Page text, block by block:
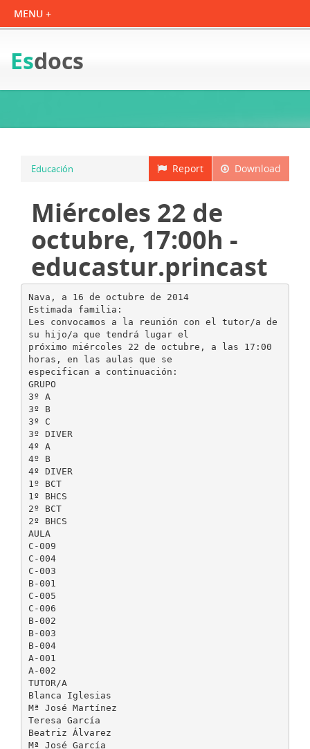
Esdocs
Download
Report
Educación
Miércoles 22 de
octubre, 17:00h -
educastur.princast
Nava, a 16 de octubre de 2014
Estimada familia:
Les convocamos a la reunión con el tutor/a de
su hijo/a que tendrá lugar el
próximo miércoles 22 de octubre, a las 17:00
horas, en las aulas que se
especifican a continuación:
GRUPO
3º A
3º B
3º C
3º DIVER
4º A
4º B
4º DIVER
1º BCT
1º BHCS
2º BCT
2º BHCS
AULA
C-009
C-004
C-003
B-001
C-005
C-006
B-002
B-003
B-004
A-001
A-002
TUTOR/A
Blanca Iglesias
Mª José Martínez
Teresa García
Beatriz Álvarez
Mª José García